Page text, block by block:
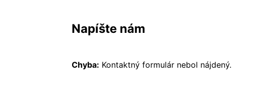
Napíšte nám
Chyba: Kontaktný formulár nebol nájdený.